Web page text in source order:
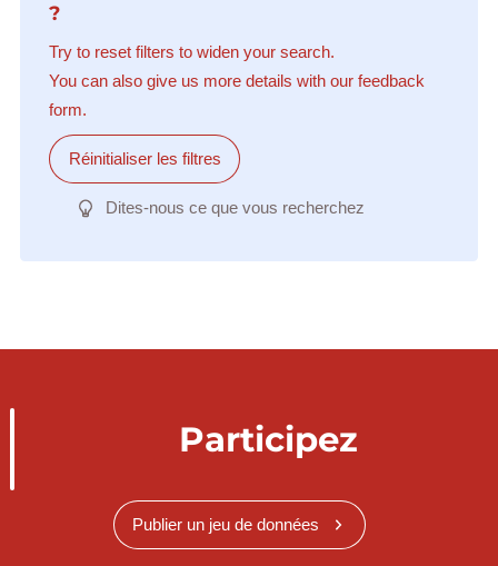
?
Try to reset filters to widen your search.
You can also give us more details with our feedback
form.
Réinitialiser les filtres
Dites-nous ce que vous recherchez
Participez
Publier un jeu de données